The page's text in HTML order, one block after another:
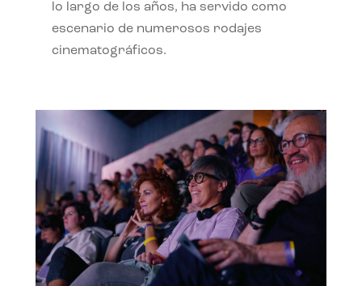
lo largo de los años, ha servido como
escenario de numerosos rodajes
cinematográficos.